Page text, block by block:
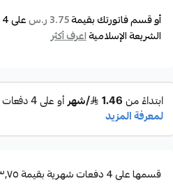
أو قسم فاتورتك بقيمة3.75 ر.س على4
الشريعة الإسلاميةاعرف أكثر
قسمها على 4 دفعات شهرية بقيمة ٣٫٧٥